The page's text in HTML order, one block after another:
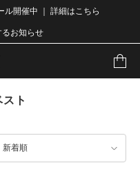
ル開催中 ｜ 詳細はこちら
お知らせ
ト
新着順